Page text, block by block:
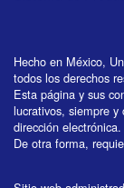
Hecho en México,
todos los derechos
Esta página y sus
lucrativos, siempre
dirección electrónica.
De otra forma,